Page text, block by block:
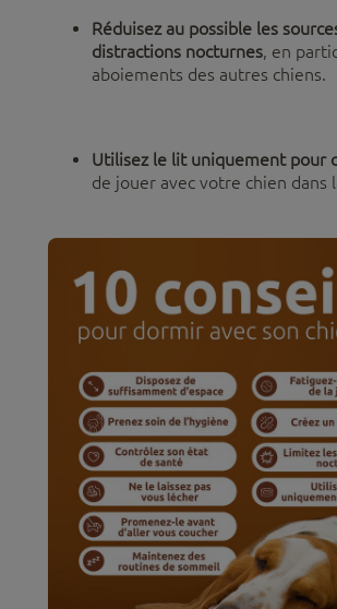
Réduisez au possible les
distractions nocturnes, en
aboiements des autres chiens.
Utilisez le lit uniquement pour
de jouer avec votre chien dans